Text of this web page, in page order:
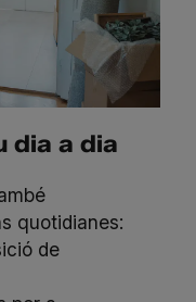
dia a dia
quotidianes:
de